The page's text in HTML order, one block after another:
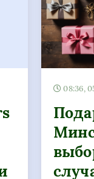
08:36,